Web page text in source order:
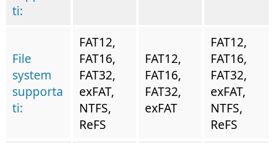
ti:
File
system
supporta
ti:
FAT12,
FAT16,
FAT32,
exFAT,
NTFS,
ReFS
FAT12,
FAT16,
FAT32,
exFAT
FAT12,
FAT16,
FAT32,
exFAT,
NTFS,
ReFS